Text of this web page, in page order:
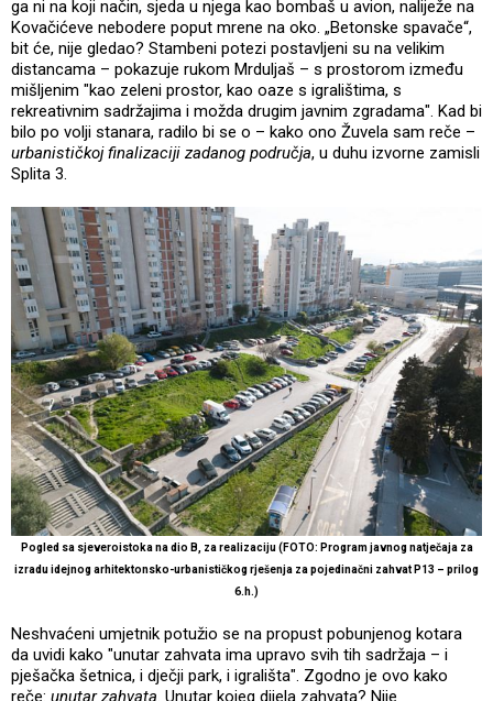
ga ni na koji način, sjeda u njega kao bombaš u avion, naliježe na
Kovačićeve nebodere poput mrene na oko. „Betonske spavače“,
bit će, nije gledao? Stambeni potezi postavljeni su na velikim
distancama – pokazuje rukom Mrduljaš – s prostorom između
mišljenim "kao zeleni prostor, kao oaze s igralištima, s
rekreativnim sadržajima i možda drugim javnim zgradama". Kad bi
bilo po volji stanara, radilo bi se o – kako ono Žuvela sam reče –
urbanističkoj finalizaciji zadanog područja, u duhu izvorne zamisli
Splita 3.
Pogled sa sjeveroistoka na dio B, za realizaciju (FOTO: Program javnog natječaja za
izradu idejnog arhitektonsko-urbanističkog rješenja za pojedinačni zahvat P13 – prilog
6.h.)
Neshvaćeni umjetnik potužio se na propust pobunjenog kotara
da uvidi kako "unutar zahvata ima upravo svih tih sadržaja – i
pješačka šetnica, i dječji park, i igrališta". Zgodno je ovo kako
reče: unutar zahvata . Unutar kojeg dijela zahvata? Nije